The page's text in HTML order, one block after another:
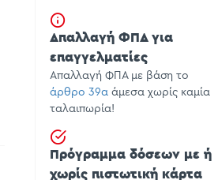
Απαλλαγή ΦΠΑ για
επαγγελματίες
Απαλλαγή ΦΠΑ με βάση το
άρθρο 39α άμεσα χωρίς καμία
ταλαιπωρία!
Πρόγραμμα δόσεων με ή
χωρίς πιστωτική κάρτα